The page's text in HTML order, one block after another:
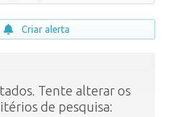
Criar alerta
Tente alterar os
de pesquisa: